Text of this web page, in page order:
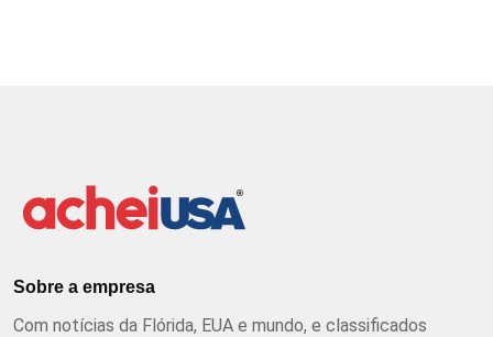
Sobre a empresa
Com notícias da Flórida, EUA e mundo, e classificados